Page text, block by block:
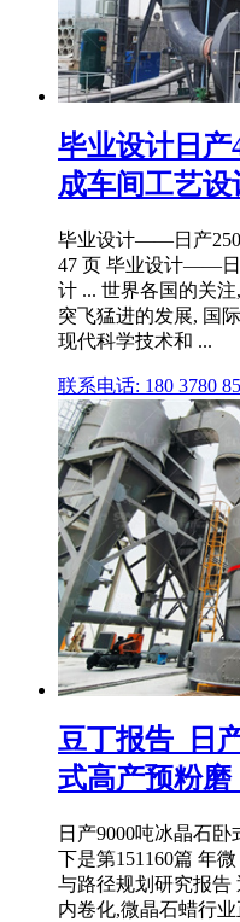
毕业设计日产
成车间工艺设
毕业设计——日产
47 页 毕业设计——日
计 ... 世界各国的关
突飞猛进的发展, 国
现代科学技术和 ...
联系电话: 180 3780
豆丁报告_日
式高产预粉
日产9000吨冰晶石
下是第151160篇 年
与路径规划研究报告
内卷化,微晶石蜡行